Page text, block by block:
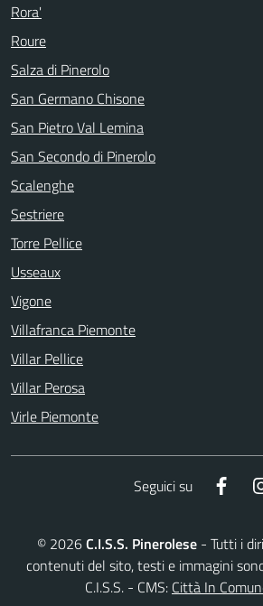
Rora'
Roure
Salza di Pinerolo
San Germano Chisone
San Pietro Val Lemina
San Secondo di Pinerolo
Scalenghe
Sestriere
Torre Pellice
Usseaux
Vigone
Villafranca Piemonte
Villar Pellice
Villar Perosa
Virle Piemonte
Seguici su
© 2026C.I.S.S. Pinerolese - Tutti i
contenuti del sito, testi e immagini
C.I.S.S. - CMS: Città In